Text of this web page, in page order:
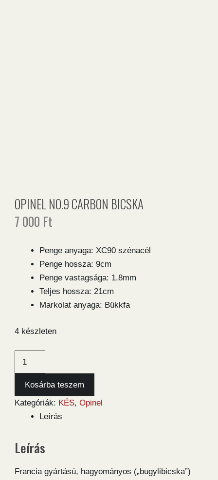
OPINEL NO.9 CARBON BICSKA
7 000 Ft
Penge anyaga: XC90 szénacél
Penge hossza: 9cm
Penge vastagsága: 1,8mm
Teljes hossza: 21cm
Markolat anyaga: Bükkfa
4 készleten
Opinel
Carbon
bicska
mennyiség
Kosárba teszem
Kategóriák: KÉS, Opinel
Leírás
Leírás
Francia gyártású, hagyományos („bugylibicska”)